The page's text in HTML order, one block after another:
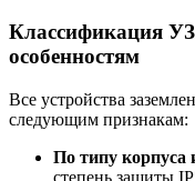
Классификация
особенностям
Все устройства
следующим признакам:
По типу корпуса
степень защиты